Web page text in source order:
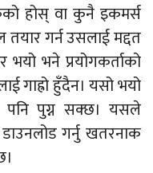
होस् वा कुनै इकमर्स
तयार गर्न उसलाई मद्दत
भने प्रयोगकर्ताको
गाह्रो हुँदैन। यसो भयो
पनि पुग्न सक्छ। यसले
गर्नु खतरनाक